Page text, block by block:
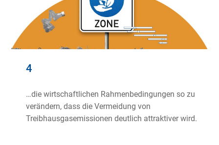
4
…die wirtschaftlichen Rahmenbedingungen so zu
verändern, dass die Vermeidung von
Treibhausgasemissionen deutlich attraktiver wird.